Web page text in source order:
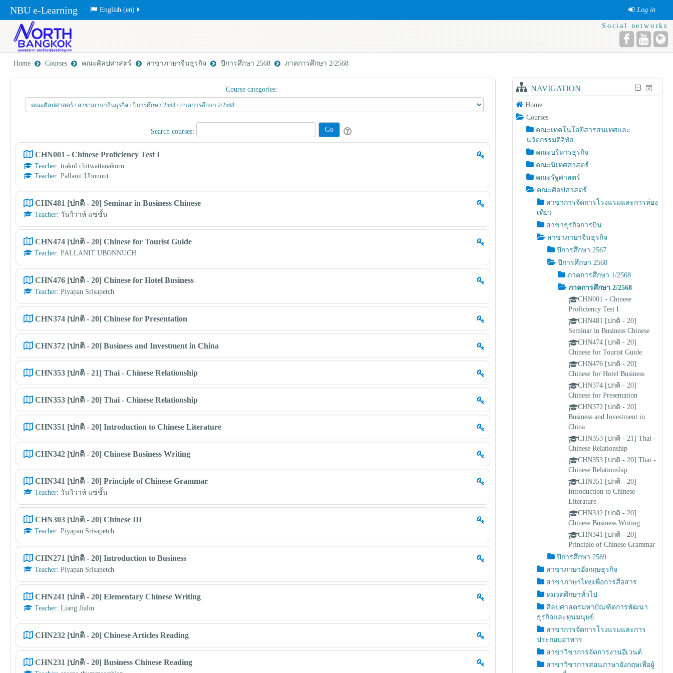
NBU e-Learning Log in
English ‎(en)‎
Social networks
Home Courses คณะศิลปศาสตร์ สาขาภาษาจีนธุรกิจ ปีการศึกษา 2568 ภาคการศึกษา 2/2568
Course categories:
Search courses:
CHN001 - Chinese Proficiency Test I
Teacher: trakul chitwattanakorn
Teacher: Pallanit Ubonnut
CHN481 [ปกติ - 20] Seminar in Business Chinese
Teacher: วันวิวาห์ แซ่ชั้น
CHN474 [ปกติ - 20] Chinese for Tourist Guide
Teacher: PALLANIT UBONNUCH
CHN476 [ปกติ - 20] Chinese for Hotel Business
Teacher: Piyapan Srisapetch
CHN374 [ปกติ - 20] Chinese for Presentation
CHN372 [ปกติ - 20] Business and Investment in China
CHN353 [ปกติ - 21] Thai - Chinese Relationship
CHN353 [ปกติ - 20] Thai - Chinese Relationship
CHN351 [ปกติ - 20] Introduction to Chinese Literature
CHN342 [ปกติ - 20] Chinese Business Writing
CHN341 [ปกติ - 20] Principle of Chinese Grammar
Teacher: วันวิวาห์ แซ่ชั้น
CHN303 [ปกติ - 20] Chinese III
Teacher: Piyapan Srisapetch
CHN271 [ปกติ - 20] Introduction to Business
Teacher: Piyapan Srisapetch
CHN241 [ปกติ - 20] Elementary Chinese Writing
Teacher: Liang Jialin
CHN232 [ปกติ - 20] Chinese Articles Reading
CHN231 [ปกติ - 20] Business Chinese Reading
NAVIGATION
Home
Courses
คณะเทคโนโลยีสารสนเทศและ
นวัตกรรมดิจิทัล
คณะบริหารธุรกิจ
คณะนิเทศศาสตร์
คณะรัฐศาสตร์
คณะศิลปศาสตร์
สาขาการจัดการโรงแรมและการท่อง
เทียว
สาขาธุรกิจการบิน
สาขาภาษาจีนธุรกิจ
ปีการศึกษา 2567
ปีการศึกษา 2568
ภาคการศึกษา 1/2568
ภาคการศึกษา 2/2568
CHN001 - Chinese
Proficiency Test I
CHN481 [ปกติ - 20]
Seminar in Business Chinese
CHN474 [ปกติ - 20]
Chinese for Tourist Guide
CHN476 [ปกติ - 20]
Chinese for Hotel Business
CHN374 [ปกติ - 20]
Chinese for Presentation
CHN372 [ปกติ - 20]
Business and Investment in
China
CHN353 [ปกติ - 21] Thai -
Chinese Relationship
CHN353 [ปกติ - 20] Thai -
Chinese Relationship
CHN351 [ปกติ - 20]
Introduction to Chinese
Literature
CHN342 [ปกติ - 20]
Chinese Business Writing
CHN341 [ปกติ - 20]
Principle of Chinese Grammar
ปีการศึกษา 2569
สาขาภาษาอังกฤษธุรกิจ
สาขาภาษาไทยเพื่อการสื่อสาร
หมวดศึกษาทั่วไป
ศิลปศาสตรมหาบัณฑิตการพัฒนา
ธุรกิจและทุนมนุษย์
สาขาการจัดการโรงแรมและการ
ประกอบอาหาร
สาขาวิชาการจัดการงานอีเวนต์
สาขาวิชาการสอนภาษาอังกฤษเพื่อผู้